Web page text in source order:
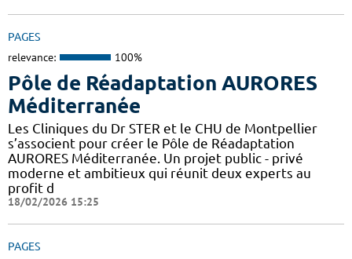
PAGES
relevance: 100%
Pôle de Réadaptation AURORES
Méditerranée
Les Cliniques du Dr STER et le CHU de Montpellier
s’associent pour créer le Pôle de Réadaptation
AURORES Méditerranée. Un projet public - privé
moderne et ambitieux qui réunit deux experts au
profit d
18/02/2026 15:25
PAGES